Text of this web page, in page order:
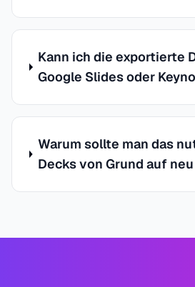
Kann ich die exportierte
Google Slides oder
Warum sollte man das
Decks von Grund auf